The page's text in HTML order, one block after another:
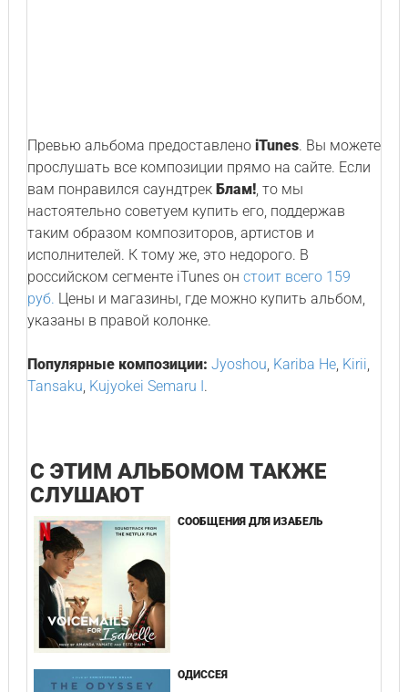
Превью альбома предоставлено iTunes. Вы можете
прослушать все композиции прямо на сайте. Если
вам понравился саундтрек Блам!, то мы
настоятельно советуем купить его, поддержав
таким образом композиторов, артистов и
исполнителей. К тому же, это недорого. В
российском сегменте iTunes он стоит всего 159
руб. Цены и магазины, где можно купить альбом,
указаны в правой колонке.
Популярные композиции: Jyoshou, Kariba He, Kirii,
Tansaku, Kujyokei Semaru I.
С ЭТИМ АЛЬБОМОМ ТАКЖЕ
СЛУШАЮТ
СООБЩЕНИЯ ДЛЯ ИЗАБЕЛЬ
ОДИССЕЯ